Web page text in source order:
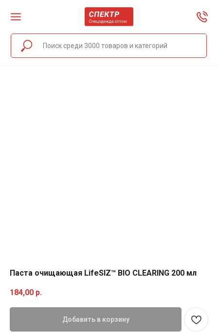
Паста очищающая LifeSIZ™ BIO CLEARING 200 мл
184,00 р.
Добавить в корзину